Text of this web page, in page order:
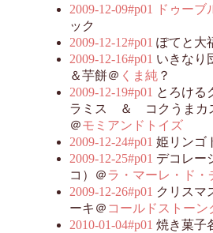
2009-12-09#p01
ドゥーブ
ック
2009-12-12#p01 ぽてと大
2009-12-16#p01 いきなり
＆芋餅＠ くま純 ？
2009-12-19#p01 とろけ
ラミス ＆ コクうまカ
＠モミアンドトイズ
2009-12-24#p01 姫リンゴ
2009-12-25#p01 デコレー
コ）＠ラ・マーレ・ド・
2009-12-26#p01 クリスマ
ーキ＠ コールドストー
2010-01-04#p01 焼き菓子